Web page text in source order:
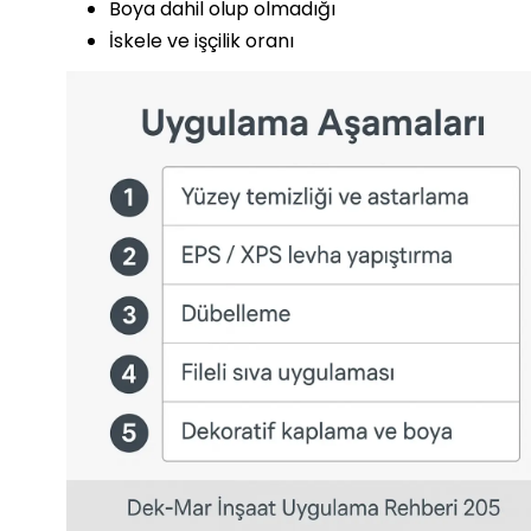
Boya dahil olup olmadığı
İskele ve işçilik oranı